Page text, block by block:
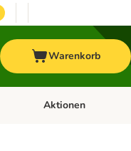
Warenkorb
Vet & Spezialfutter
Kategorie-Menü
Aktionen